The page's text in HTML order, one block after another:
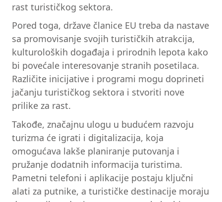
rast turističkog sektora.
Pored toga, države članice EU treba da nastave
sa promovisanje svojih turističkih atrakcija,
kulturoloških događaja i prirodnih lepota kako
bi povećale interesovanje stranih posetilaca.
Različite inicijative i programi mogu doprineti
jačanju turističkog sektora i stvoriti nove
prilike za rast.
Takođe, značajnu ulogu u budućem razvoju
turizma će igrati i digitalizacija, koja
omogućava lakše planiranje putovanja i
pružanje dodatnih informacija turistima.
Pametni telefoni i aplikacije postaju ključni
alati za putnike, a turističke destinacije moraju